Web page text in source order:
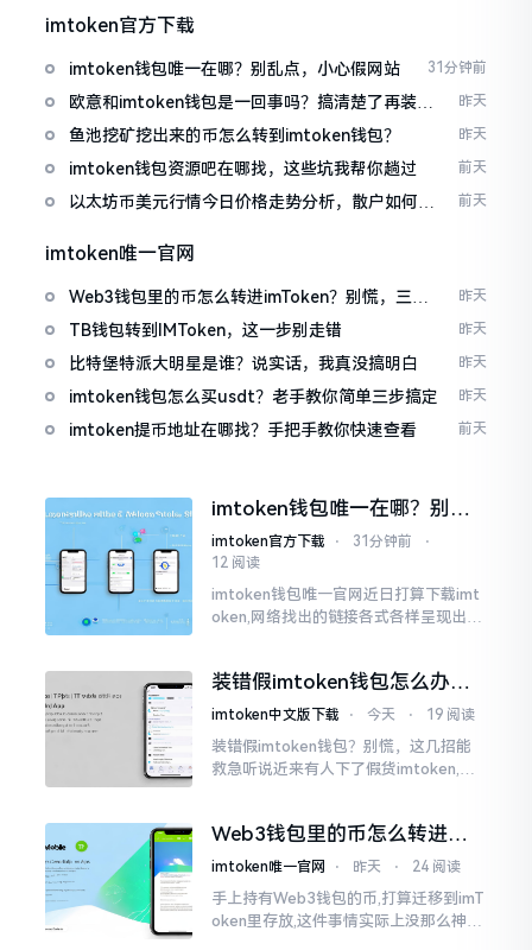
imtoken官方下载
imtoken钱包唯一在哪？别乱点，小心假网站 31分钟前
欧意和imtoken钱包是一回事吗？搞清楚了再装钱
包
昨天
鱼池挖矿挖出来的币怎么转到imtoken钱包？ 昨天
imtoken钱包资源吧在哪找，这些坑我帮你趟过 前天
以太坊币美元行情今日价格走势分析，散户如何避
前天
imtoken唯一官网
Web3钱包里的币怎么转进imToken？别慌，三步
搞定
昨天
TB钱包转到IMToken，这一步别走错 昨天
比特堡特派大明星是谁？说实话，我真没搞明白 昨天
imtoken钱包怎么买usdt？老手教你简单三步搞定 昨天
imtoken提币地址在哪找？手把手教你快速查看 前天
imtoken钱包唯一在哪？别乱
点，小心假网站
imtoken官方下载 ⋅ 31分钟前
⋅
12 阅读
imtoken钱包唯一官网近日打算下载imt
oken,网络找出的链接各式各样呈现出乱
直忐忑不安。我折腾了好些日子
装错假imtoken钱包怎么办？
别慌，快卸载，这几招能救急
imtoken中文版下载 ⋅ 今天 ⋅ 19 阅读
装错假imtoken钱包？别慌，这几招能
救急听说近来有人下了假货imtoken,心
是陷阱。
Web3钱包里的币怎么转进
imToken？别慌，三步搞定
imtoken唯一官网 ⋅ 昨天 ⋅ 24 阅读
手上持有Web3钱包的币,打算迁移到imT
oken里存放,这件事情实际上没那么神秘